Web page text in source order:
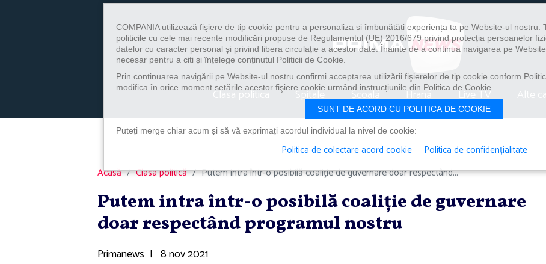
Clasa politica Spitale Școală Hrană Live TV
Acasă Clasa politică Putem intra într-o posibilă coaliţie de guvernare doar respectând...
Putem intra într-o posibilă coaliţie de guvernare
doar respectând programul nostru
Primanews | 8 nov 2021
COMPANIA utilizează fişiere de tip cookie pentru a personaliza și îmbunătăți experiența ta pe Website-ul nostru.
politicile cu cele mai recente modificări propuse de Regulamentul (UE) 2016/679 privind protecția persoanelor
datelor cu caracter personal și privind libera circulație a acestor date. Înainte de a continua navigarea pe
necesar pentru a citi și înțelege conținutul Politicii de Cookie.
Prin continuarea navigării pe Website-ul nostru confirmi acceptarea utilizării fişierelor de tip cookie conform
modifica în orice moment setările acestor fişiere cookie urmând instrucțiunile din Politica de Cookie.
SUNT DE ACORD CU POLITICA DE COOKIE
Puteți merge chiar acum și să vă exprimați acordul individual la nivel de cookie:
Politica de colectare acord cookie Politica de confidențialitate